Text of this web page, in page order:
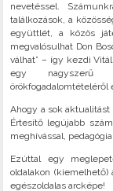
nevetéssel.
találkozások, a
együttlét, a közös
megvalósulhat Don
válhat” – így kezdi
egy nagyszerű
örökfogadalomtételéről
Ahogy a sok
Értesítő legújabb
meghívással,
Ezúttal egy
oldalakon (kiemelhető)
egészoldalas arcképe!